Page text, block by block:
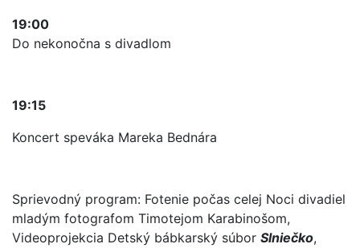
19:00
Do nekonočna s divadlom
19:15
Koncert speváka Mareka Bednára
Sprievodný program: Fotenie počas celej Noci divadiel
mladým fotografom Timotejom Karabinošom,
Videoprojekcia Detský bábkarský súbor Slniečko,